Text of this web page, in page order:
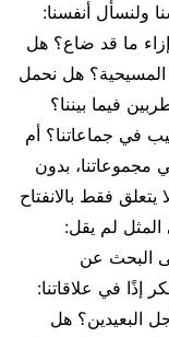
ولنسأل أنفسنا:
ما قد ضاع؟ هل
المسيحية؟ هل نحمل
فيما بيننا؟
في جماعاتنا؟ أم
مجموعاتنا، بدون
فقط بالانفتاح
المثل لم يقل:
البحث عن
إذًا في علاقاتنا:
البعيدين؟ هل